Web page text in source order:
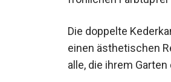
Die doppelte
einen ästhetischen
alle, die ihrem